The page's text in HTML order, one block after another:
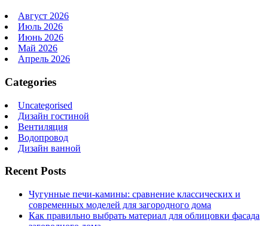
Август 2026
Июль 2026
Июнь 2026
Май 2026
Апрель 2026
Categories
Uncategorised
Дизайн гостиной
Вентиляция
Водопровод
Дизайн ванной
Recent Posts
Чугунные печи-камины: сравнение классических и
современных моделей для загородного дома
Как правильно выбрать материал для облицовки фасада